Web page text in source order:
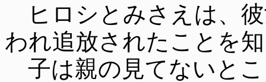
ヒロシとみさえは、
われ追放されたことを
子は親の見てないと